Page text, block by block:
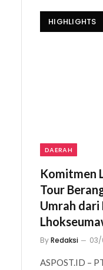
HIGHLIGHTS
DAERAH
Komitmen
Tour
Umrah dari
ByRedaksi
ASPOST.ID –